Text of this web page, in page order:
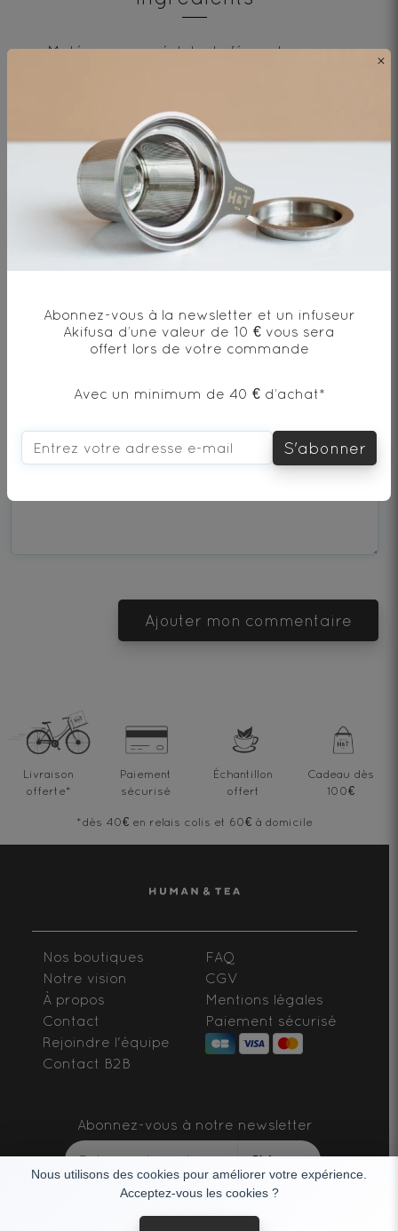
Maté, guarana, éclats de féves de cacao,
Envie de changement?
vous aimerez aussi...
AJOUTER UN COMMENTAIRE
star
2
stars
3
stars
4
stars
5
stars
Que pensez-vous de ce thé ?
Ajouter mon commentaire
×
Abonnez-vous à la newsletter et un infuseur
Akifusa d’une valeur de 10 € vous sera
offert lors de votre commande
Avec un minimum de 40 € d’achat*
S'abonner
Nous utilisons des cookies pour améliorer votre expérience.
Acceptez-vous les cookies ?
Livraison
offerte*
Paiement
sécurisé
Échantillon
offert
Cadeau dès
100€
*dès 40€ en relais colis et 60€ à domicile
Nos boutiques
Notre vision
À propos
Contact
Rejoindre l'équipe
Contact B2B
FAQ
CGV
Mentions légales
Paiement sécurisé
Abonnez-vous à notre newsletter
S'abonner